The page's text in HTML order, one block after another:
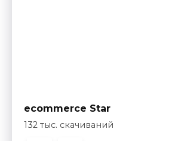
ecommerce Star
132 тыс. скачиваний